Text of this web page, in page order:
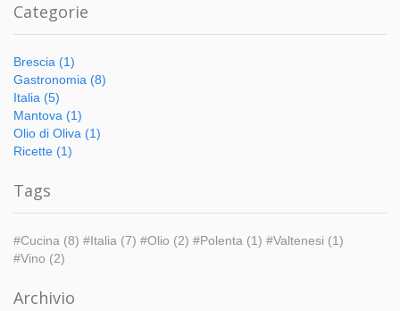
Categorie
Brescia (1)
Gastronomia (8)
Italia (5)
Mantova (1)
Olio di Oliva (1)
Ricette (1)
Tags
#Cucina (8) #Italia (7) #Olio (2) #Polenta (1) #Valtenesi (1)
#Vino (2)
Archivio